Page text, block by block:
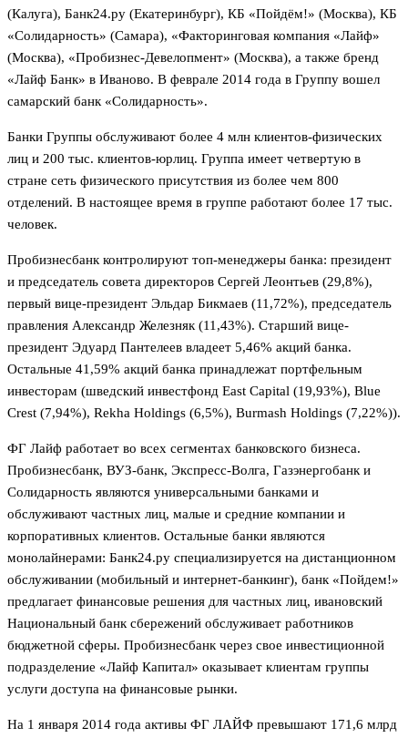
(Калуга), Банк24.ру (Екатеринбург), КБ «Пойдём!» (Москва), КБ
«Солидарность» (Самара), «Факторинговая компания «Лайф»
(Москва), «Пробизнес-Девелопмент» (Москва), а также бренд
«Лайф Банк» в Иваново. В феврале 2014 года в Группу вошел
самарский банк «Солидарность».
Банки Группы обслуживают более 4 млн клиентов-физических
лиц и 200 тыс. клиентов-юрлиц. Группа имеет четвертую в
стране сеть физического присутствия из более чем 800
отделений. В настоящее время в группе работают более 17 тыс.
человек.
Пробизнесбанк контролируют топ-менеджеры банка: президент
и председатель совета директоров Сергей Леонтьев (29,8%),
первый вице-президент Эльдар Бикмаев (11,72%), председатель
правления Александр Железняк (11,43%). Старший вице-
президент Эдуард Пантелеев владеет 5,46% акций банка.
Остальные 41,59% акций банка принадлежат портфельным
инвесторам (шведский инвестфонд East Capital (19,93%), Blue
Crest (7,94%), Rekha Holdings (6,5%), Burmash Holdings (7,22%)).
ФГ Лайф работает во всех сегментах банковского бизнеса.
Пробизнесбанк, ВУЗ-банк, Экспресс-Волга, Газэнергобанк и
Солидарность являются универсальными банками и
обслуживают частных лиц, малые и средние компании и
корпоративных клиентов. Остальные банки являются
монолайнерами: Банк24.ру специализируется на дистанционном
обслуживании (мобильный и интернет-банкинг), банк «Пойдем!»
предлагает финансовые решения для частных лиц, ивановский
Национальный банк сбережений обслуживает работников
бюджетной сферы. Пробизнесбанк через свое инвестиционной
подразделение «Лайф Капитал» оказывает клиентам группы
услуги доступа на финансовые рынки.
На 1 января 2014 года активы ФГ ЛАЙФ превышают 171,6 млрд